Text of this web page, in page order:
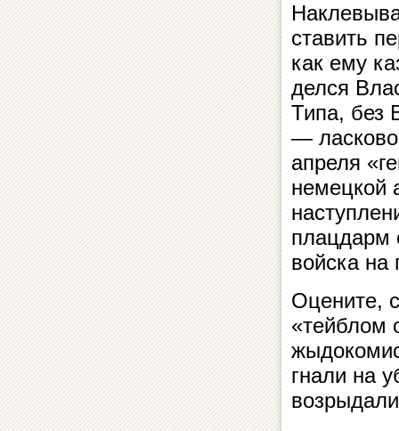
ставить
как ему
делся
Типа, без
—
апреля
немецкой
плацдарм
войска на
Оцените,
«тейблом
гнали на